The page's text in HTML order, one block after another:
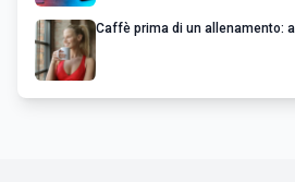
Caffè prima di un allenamento: